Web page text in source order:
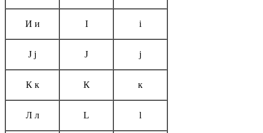
И и I i
Ј ј Ј ј
К к К к
Л л L l